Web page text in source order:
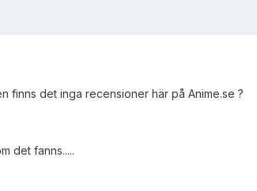
finns det inga recensioner här på Anime.se ?
det fanns.....